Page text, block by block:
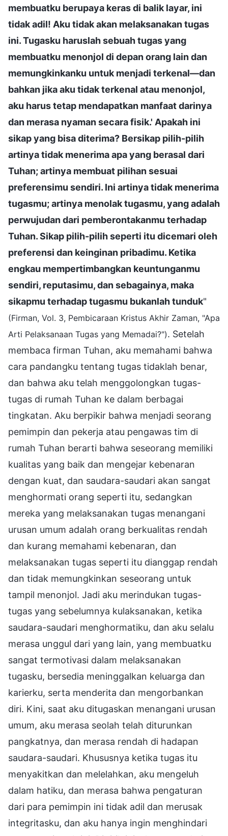
membuatku berupaya keras di balik layar, ini
tidak adil! Aku tidak akan melaksanakan tugas
ini. Tugasku haruslah sebuah tugas yang
membuatku menonjol di depan orang lain dan
memungkinkanku untuk menjadi terkenal—dan
bahkan jika aku tidak terkenal atau menonjol,
aku harus tetap mendapatkan manfaat darinya
dan merasa nyaman secara fisik.' Apakah ini
sikap yang bisa diterima? Bersikap pilih-pilih
artinya tidak menerima apa yang berasal dari
Tuhan; artinya membuat pilihan sesuai
preferensimu sendiri. Ini artinya tidak menerima
tugasmu; artinya menolak tugasmu, yang adalah
perwujudan dari pemberontakanmu terhadap
Tuhan. Sikap pilih-pilih seperti itu dicemari oleh
preferensi dan keinginan pribadimu. Ketika
engkau mempertimbangkan keuntunganmu
sendiri, reputasimu, dan sebagainya, maka
sikapmu terhadap tugasmu bukanlah tunduk"
(Firman, Vol. 3, Pembicaraan Kristus Akhir Zaman, "Apa
Arti Pelaksanaan Tugas yang Memadai?"). Setelah
membaca firman Tuhan, aku memahami bahwa
cara pandangku tentang tugas tidaklah benar,
dan bahwa aku telah menggolongkan tugas-
tugas di rumah Tuhan ke dalam berbagai
tingkatan. Aku berpikir bahwa menjadi seorang
pemimpin dan pekerja atau pengawas tim di
rumah Tuhan berarti bahwa seseorang memiliki
kualitas yang baik dan mengejar kebenaran
dengan kuat, dan saudara-saudari akan sangat
menghormati orang seperti itu, sedangkan
mereka yang melaksanakan tugas menangani
urusan umum adalah orang berkualitas rendah
dan kurang memahami kebenaran, dan
melaksanakan tugas seperti itu dianggap rendah
dan tidak memungkinkan seseorang untuk
tampil menonjol. Jadi aku merindukan tugas-
tugas yang sebelumnya kulaksanakan, ketika
saudara-saudari menghormatiku, dan aku selalu
merasa unggul dari yang lain, yang membuatku
sangat termotivasi dalam melaksanakan
tugasku, bersedia meninggalkan keluarga dan
karierku, serta menderita dan mengorbankan
diri. Kini, saat aku ditugaskan menangani urusan
umum, aku merasa seolah telah diturunkan
pangkatnya, dan merasa rendah di hadapan
saudara-saudari. Khususnya ketika tugas itu
menyakitkan dan melelahkan, aku mengeluh
dalam hatiku, dan merasa bahwa pengaturan
dari para pemimpin ini tidak adil dan merusak
integritasku, dan aku hanya ingin menghindari